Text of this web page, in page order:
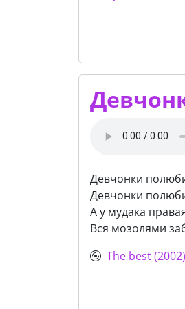
Девчонки
Девчонки
А у мудака
Вся мозолями
The best (2002)